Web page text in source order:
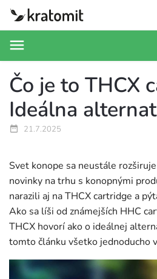
Čo je to THCX
Ideálna
21.7.2025
Svet konope sa neustále
novinky na trhu s konopnými
narazili aj na THCX cartridge a
Ako sa líši od známejších HHC
THCX hovorí ako o ideálnej
tomto článku všetko jednoducho